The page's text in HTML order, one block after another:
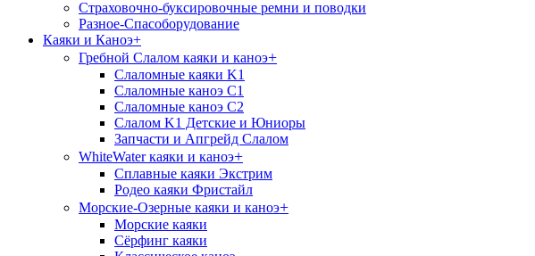
Страховочно-буксировочные ремни и поводки
Разное-Спасоборудование
Каяки и Каноэ+
Гребной Слалом каяки и каноэ+
Слаломные каяки K1
Слаломные каноэ С1
Слаломные каноэ С2
Слалом K1 Детские и Юниоры
Запчасти и Апгрейд Слалом
WhiteWater каяки и каноэ+
Сплавные каяки Экстрим
Родео каяки Фристайл
Морские-Озерные каяки и каноэ+
Морские каяки
Сёрфинг каяки